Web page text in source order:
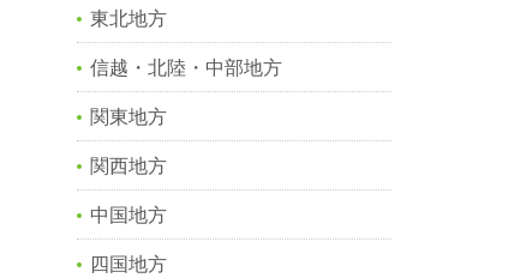
東北地方
信越・北陸・中部地方
関東地方
関西地方
中国地方
四国地方